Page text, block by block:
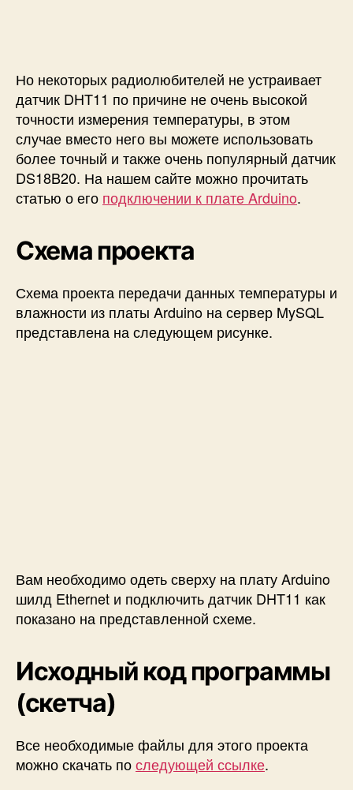
Но некоторых радиолюбителей не устраивает
датчик DHT11 по причине не очень высокой
точности измерения температуры, в этом
случае вместо него вы можете использовать
более точный и также очень популярный датчик
DS18B20. На нашем сайте можно прочитать
статью о его подключении к плате Arduino.
Схема проекта
Схема проекта передачи данных температуры и
влажности из платы Arduino на сервер MySQL
представлена на следующем рисунке.
Вам необходимо одеть сверху на плату Arduino
шилд Ethernet и подключить датчик DHT11 как
показано на представленной схеме.
Исходный код программы
(скетча)
Все необходимые файлы для этого проекта
можно скачать последующей ссылке.